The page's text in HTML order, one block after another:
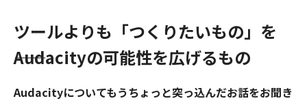
ツールよりも「つくりたいもの」を
――Audacityの可能性を広げるもの
Audacityについてもうちょっと突っ込んだお話をお聞き